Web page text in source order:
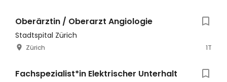
Oberärztin / Oberarzt Angiologie
Stadtspital Zürich
Zürich 1T
Fachspezialist*in Elektrischer Unterhalt